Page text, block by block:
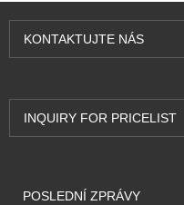
KONTAKTUJTE NÁS
INQUIRY FOR PRICELIST
POSLEDNÍ ZPRÁVY